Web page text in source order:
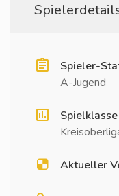
Spieler-
A-Jugend
Spielklasse
Aktueller